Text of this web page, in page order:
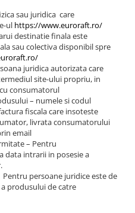
sau juridica care
ul https://www.euroraft.ro/
destinatie finala este
sau colectiva disponibil spre
juridica autorizata care
site-ului propriu, in
consumatorul
– numele si codul
fiscala care insoteste
livrata consumatorului
email
– Pentru
data intrarii in posesie a
juridice este de
produsului de catre